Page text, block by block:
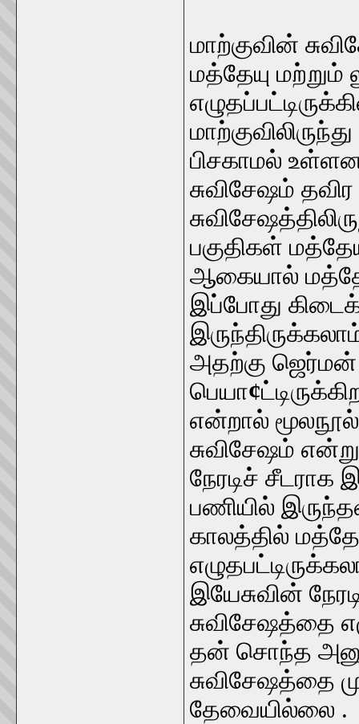
மாற்குவின்
மத்தேயு
பிசகாமல்
சுவிசேஷம்
பகுதிகள்
ஆகையால்
இப்போது
அதற்கு
பெயா¢
என்றால்
சுவிசேஷம்
நேரடிச் சீடராக
பணியில்
காலத்தில்
இயேசுவின்
சுவிசேஷத்தை
தன் சொந்த
சுவிசேஷத்தை
தேவையில்லை .